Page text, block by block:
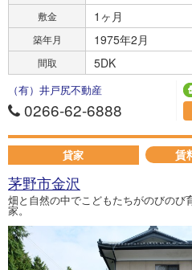
敷金 1ヶ月
築年月 1975年2月
間取 5DK
（有）井戸尻不動産
0266-62-6888
貸家 賃
茅野市金沢
畑と自然の中でこどもたちがのびのび
家。